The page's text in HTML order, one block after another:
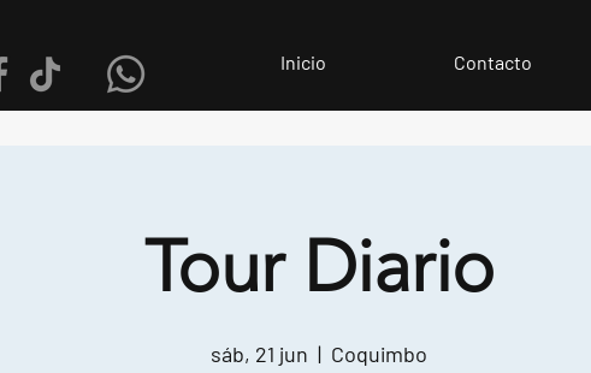
Inicio Contacto
Tour Diario
sáb, 21 jun
  |
Coquimbo